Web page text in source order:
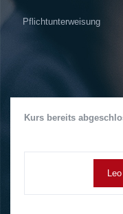
Pflichtunterweisung
Kurs bereits